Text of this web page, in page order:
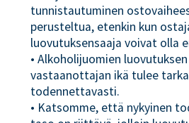
tunnistautuminen
perusteltua, etenkin kun
luovutuksensaaja voivat olla
• Alkoholijuomien
vastaanottajan ikä tulee
todennettavasti.
• Katsomme, että nykyinen